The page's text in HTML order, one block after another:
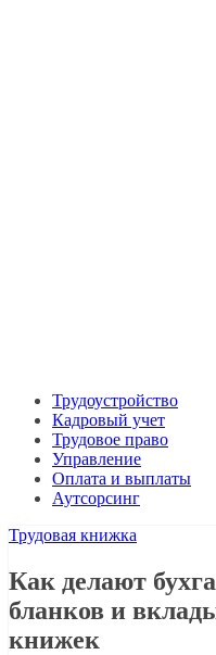
Трудоустройство
Кадровый учет
Трудовое право
Управление
Оплата и выплаты
Аутсорсинг
Трудовая книжка
Как делают
бланков и
книжек